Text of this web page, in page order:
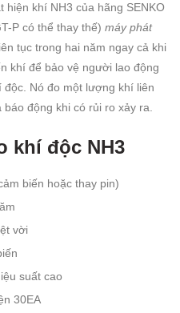
hiện khí NH3 của hãng SENKO
P có thể thay thế) máy phát
tục trong hai năm ngay cả khi
khí để bảo vệ người lao động
Nó đo một lượng khí liên
động khi có rủi ro xảy ra.
khí độc NH3
biến hoặc thay pin)
vời
suất cao
30EA